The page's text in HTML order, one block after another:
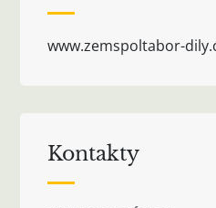
www.zemspoltabor-
Kontakty